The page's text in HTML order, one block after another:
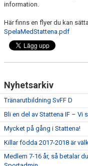
information.
Här finns en flyer du kan
SpelaMedStattena.pdf
Nyhetsarkiv
Tränarutbildning SvFF D
Bli en del av Stattena IF – Vi
Mycket på gång i Stattena!
Killar födda 2017-2018 är
Medlem 7-16 år, så betalar